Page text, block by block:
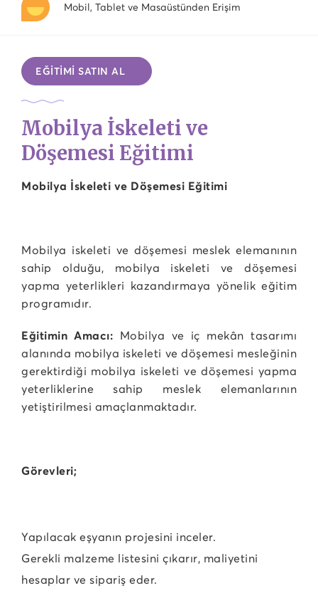
Mobil, Tablet ve Masaüstünden Erişim
EĞİTİMİ SATIN AL
Mobilya İskeleti ve
Döşemesi Eğitimi
Mobilya İskeleti ve Döşemesi Eğitimi
Mobilya iskeleti ve döşemesi meslek elemanının
sahip olduğu, mobilya iskeleti ve döşemesi
yapma yeterlikleri kazandırmaya yönelik eğitim
programıdır.
Eğitimin Amacı: Mobilya ve iç mekân tasarımı
alanında mobilya iskeleti ve döşemesi mesleğinin
gerektirdiği mobilya iskeleti ve döşemesi yapma
yeterliklerine sahip meslek elemanlarının
yetiştirilmesi amaçlanmaktadır.
Görevleri;
Yapılacak eşyanın projesini inceler.
Gerekli malzeme listesini çıkarır, maliyetini
hesaplar ve sipariş eder.